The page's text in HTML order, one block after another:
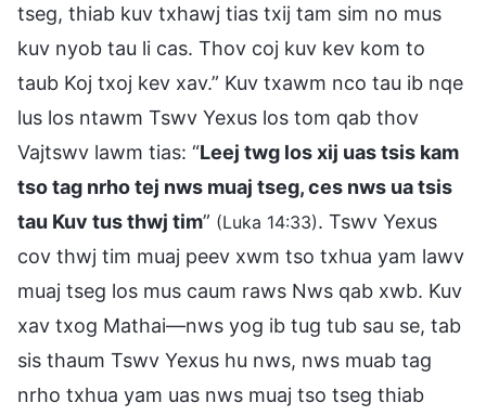
tseg, thiab kuv txhawj tias txij tam sim no mus
kuv nyob tau li cas. Thov coj kuv kev kom to
taub Koj txoj kev xav.” Kuv txawm nco tau ib nqe
lus los ntawm Tswv Yexus los tom qab thov
Vajtswv lawm tias: “Leej twg los xij uas tsis kam
tso tag nrho tej nws muaj tseg, ces nws ua tsis
tau Kuv tus thwj tim” (Luka 14:33). Tswv Yexus
cov thwj tim muaj peev xwm tso txhua yam lawv
muaj tseg los mus caum raws Nws qab xwb. Kuv
xav txog Mathai—nws yog ib tug tub sau se, tab
sis thaum Tswv Yexus hu nws, nws muab tag
nrho txhua yam uas nws muaj tso tseg thiab